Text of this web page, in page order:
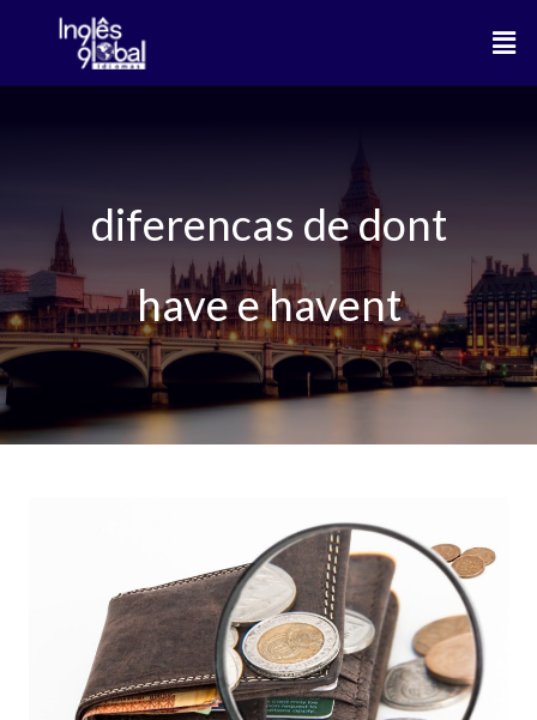
o
diferencas de dont
have e havent